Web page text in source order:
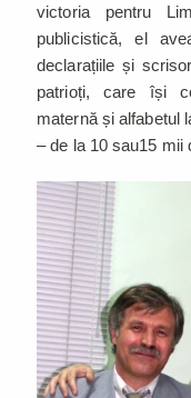
victoria pentru
publicistică, el
declarațiile și
patrioți, care își
maternă și alfabetul
– de la 10 sau15 mii